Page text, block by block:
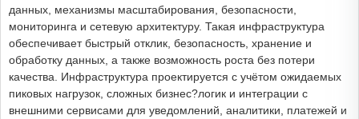
данных, механизмы масштабирования, безопасности,
мониторинга и сетевую архитектуру. Такая инфраструктура
обеспечивает быстрый отклик, безопасность, хранение и
обработку данных, а также возможность роста без потери
качества. Инфраструктура проектируется с учётом ожидаемых
пиковых нагрузок, сложных бизнес?логик и интеграции с
внешними сервисами для уведомлений, аналитики, платежей и